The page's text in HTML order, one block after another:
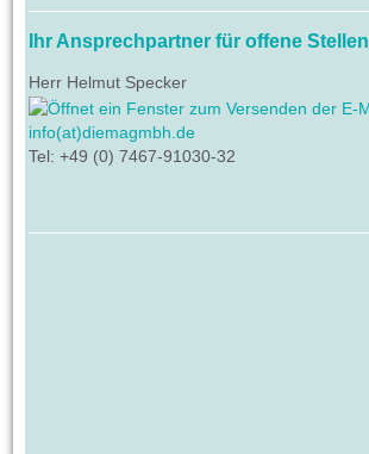
Ihr Ansprechpartner für offene
Herr Helmut Specker
info(at)diemagmbh.de
Tel: +49 (0) 7467-91030-32